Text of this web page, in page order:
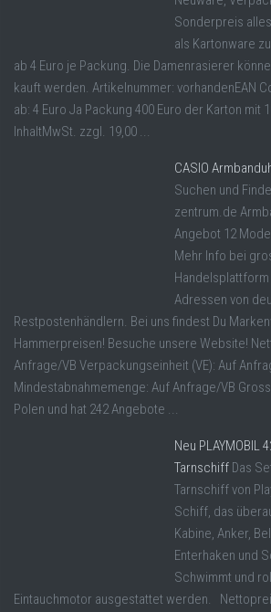
Sonderpreis
als Kartonware
ab 4 Euro je Packung. Die Damenrasierer
kauft werden. Artikelnummer: vorhandenEAN
ab: 4 Euro Ja Packung 400 Euro der Karton mit
InhaltMwSt. zzgl. 19,00 ...
CASIO
Suchen und
zentrum.de
Angebot 12
Mehr Info bei
Adressen von
Restpostenhändlern. Bei uns findest Du
Hammerpreisen! Besuche unsere Website!
Anfrage/VB Verpackungseinheit (VE): Auf
Mindestabnahmemenge: Auf Anfrage/VB
Polen und hat 242 Angebote ...
Neu PLAYMOBIL
Tarnschiff Das
Tarnschiff von
Schiff, das
Kabine, Anker,
Enterhaken und
Schwimmt und
Eintauchmotor ausgestattet werden.